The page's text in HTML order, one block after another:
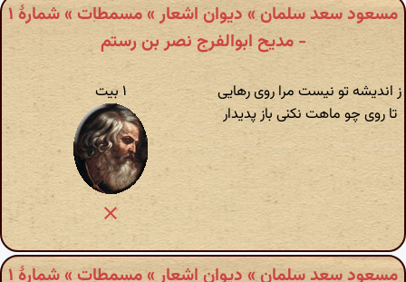
مسعود سعد سلمان » دیوان اشعار » مسمطات » شمارهٔ ۱
- مدیح ابوالفرج نصر بن رستم
ز اندیشه تو نیست مرا روی رهایی
تا روی چو ماهت نکنی باز پدیدار
۱ بیت
مسعود سعد سلمان » دیوان اشعار » مسمطات » شمارهٔ ۱